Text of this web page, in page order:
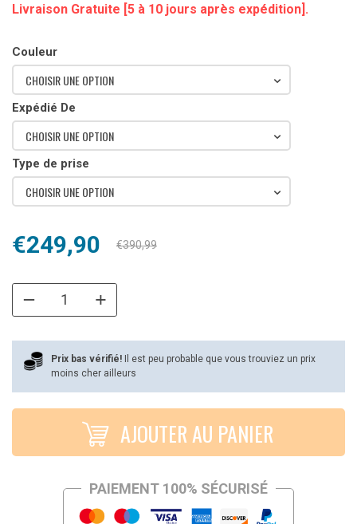
Livraison Gratuite [5 à 10 jours après expédition].
Couleur
CHOISIR UNE OPTION
Expédié De
CHOISIR UNE OPTION
Type de prise
CHOISIR UNE OPTION
€390,99
Le
initial
€390,99.
€249,90
Le
actuel
€249,90.
Prix bas vérifié! Il est peu probable que vous trouviez un prix
moins cher ailleurs
AJOUTER AU PANIER
PAIEMENT 100% SÉCURISÉ